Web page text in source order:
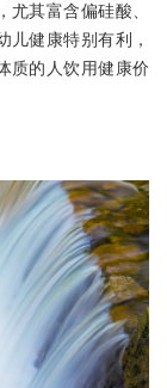
其富含偏硅酸、
儿健康特别有利，
质的人饮用健康价